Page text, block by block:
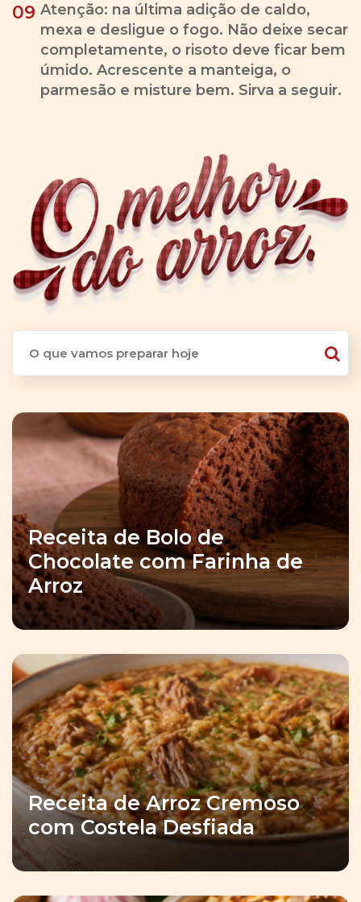
09 Atenção: na última adição de caldo,
mexa e desligue o fogo. Não deixe secar
completamente, o risoto deve ficar bem
úmido. Acrescente a manteiga, o
parmesão e misture bem. Sirva a seguir.
Receita de Bolo de
Chocolate com Farinha de
Arroz
Receita de Arroz Cremoso
com Costela Desfiada